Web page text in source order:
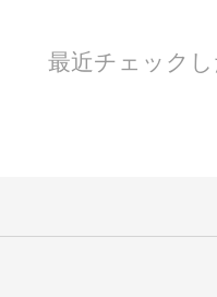
最近チェック